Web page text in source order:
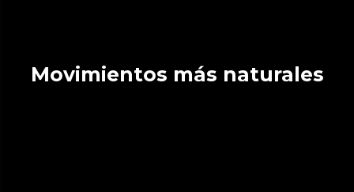
Movimientos más naturales